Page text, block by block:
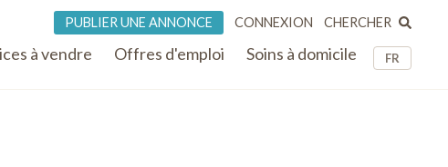
FR
à vendre Offres d'emploi Soins à domicile
PUBLIER UNE ANNONCE CONNEXION CHERCHER